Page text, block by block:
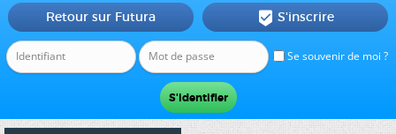
Se souvenir de moi ?
Retour sur Futura  S'inscrire